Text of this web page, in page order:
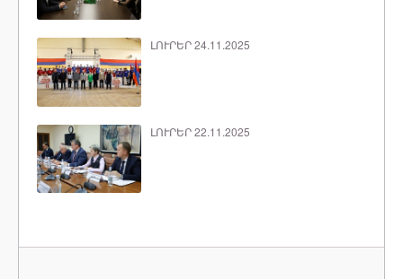
ԼՈՒՐԵՐ 24.11.2025
ԼՈՒՐԵՐ 22.11.2025